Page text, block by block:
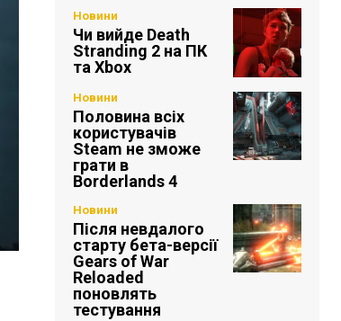
Новини
Чи вийде Death
Stranding 2 на ПК
та Xbox
Новини
Половина всіх
користувачів
Steam не зможе
грати в
Borderlands 4
Новини
Після невдалого
старту бета-версії
Gears of War
Reloaded
поновлять
тестування